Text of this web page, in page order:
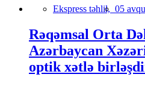
Ekspress təhlil, 05
Rəqəmsal Orta
Azərbaycan
optik xətlə